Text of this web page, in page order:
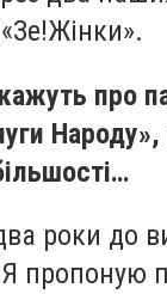
про
роки до
пропоную